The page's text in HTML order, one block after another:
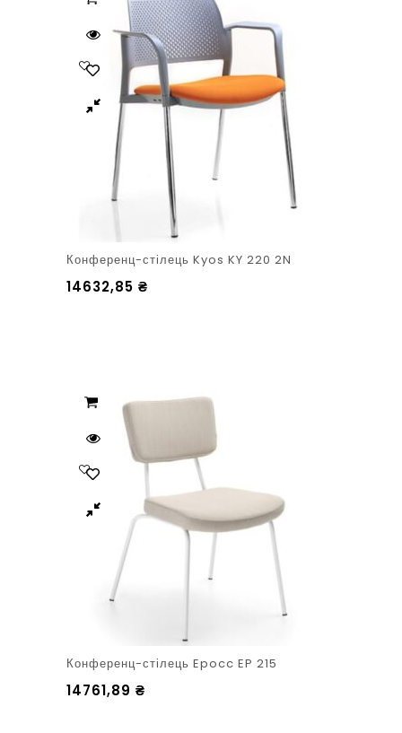
Конференц-стілець Kyos KY 220 2N
14632,85 ₴
Конференц-стілець Epocc EP 215
14761,89 ₴